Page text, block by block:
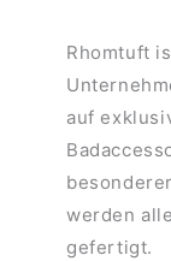
Rhomtuft
auf
werden
gefertigt.